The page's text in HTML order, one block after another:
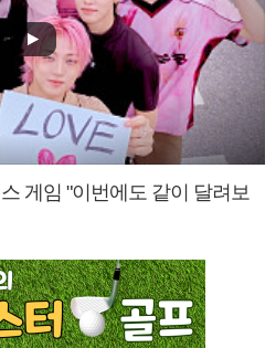
게임 "이번에도 같이 달려보